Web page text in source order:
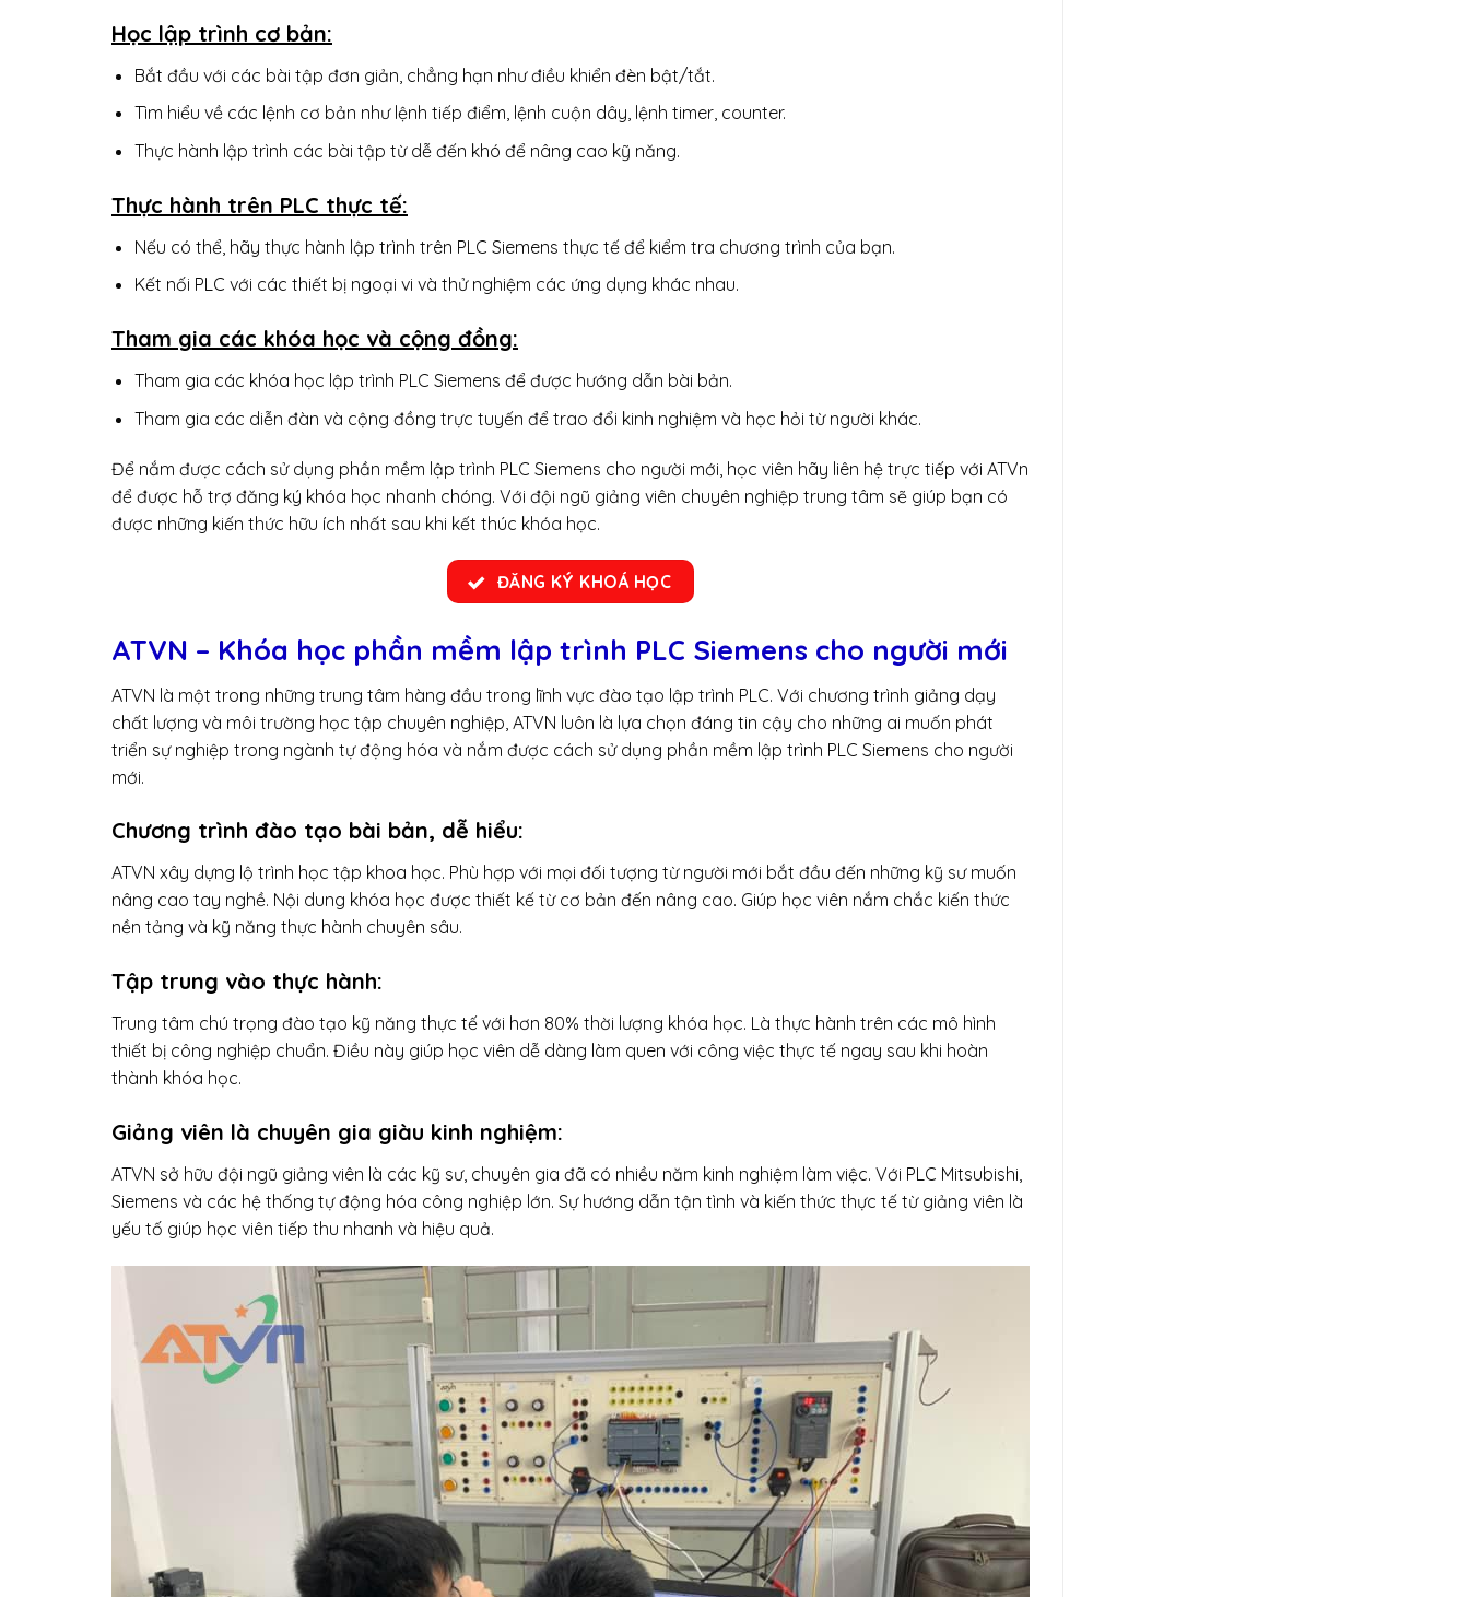
Học lập trình cơ bản:
Bắt đầu với các bài tập đơn giản, chẳng hạn như điều khiển đèn bật/tắt.
Tìm hiểu về các lệnh cơ bản như lệnh tiếp điểm, lệnh cuộn dây, lệnh timer, counter.
Thực hành lập trình các bài tập từ dễ đến khó để nâng cao kỹ năng.
Thực hành trên PLC thực tế:
Nếu có thể, hãy thực hành lập trình trên PLC Siemens thực tế để kiểm tra chương trình của bạn.
Kết nối PLC với các thiết bị ngoại vi và thử nghiệm các ứng dụng khác nhau.
Tham gia các khóa học và cộng đồng:
Tham gia các khóa học lập trình PLC Siemens để được hướng dẫn bài bản.
Tham gia các diễn đàn và cộng đồng trực tuyến để trao đổi kinh nghiệm và học hỏi từ người khác.
Để nắm được cách sử dụng phần mềm lập trình PLC Siemens cho người mới, học viên hãy liên hệ trực tiếp với ATVn
để được hỗ trợ đăng ký khóa học nhanh chóng. Với đội ngũ giảng viên chuyên nghiệp trung tâm sẽ giúp bạn có
được những kiến thức hữu ích nhất sau khi kết thúc khóa học.
ĐĂNG KÝ KHOÁ HỌC
ATVN – Khóa học phần mềm lập trình PLC Siemens cho người mới
ATVN là một trong những trung tâm hàng đầu trong lĩnh vực đào tạo lập trình PLC. Với chương trình giảng dạy
chất lượng và môi trường học tập chuyên nghiệp, ATVN luôn là lựa chọn đáng tin cậy cho những ai muốn phát
triển sự nghiệp trong ngành tự động hóa và nắm được cách sử dụng phần mềm lập trình PLC Siemens cho người
mới.
Chương trình đào tạo bài bản, dễ hiểu:
ATVN xây dựng lộ trình học tập khoa học. Phù hợp với mọi đối tượng từ người mới bắt đầu đến những kỹ sư muốn
nâng cao tay nghề. Nội dung khóa học được thiết kế từ cơ bản đến nâng cao. Giúp học viên nắm chắc kiến thức
nền tảng và kỹ năng thực hành chuyên sâu.
Tập trung vào thực hành:
Trung tâm chú trọng đào tạo kỹ năng thực tế với hơn 80% thời lượng khóa học. Là thực hành trên các mô hình
thiết bị công nghiệp chuẩn. Điều này giúp học viên dễ dàng làm quen với công việc thực tế ngay sau khi hoàn
thành khóa học.
Giảng viên là chuyên gia giàu kinh nghiệm:
ATVN sở hữu đội ngũ giảng viên là các kỹ sư, chuyên gia đã có nhiều năm kinh nghiệm làm việc. Với PLC Mitsubishi,
Siemens và các hệ thống tự động hóa công nghiệp lớn. Sự hướng dẫn tận tình và kiến thức thực tế từ giảng viên là
yếu tố giúp học viên tiếp thu nhanh và hiệu quả.